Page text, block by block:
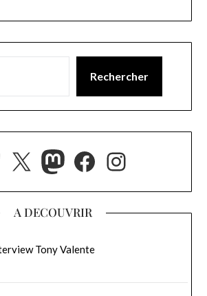
Rechercher
X Mastodon
Facebook
A DECOUVRIR
Tony Valente